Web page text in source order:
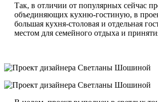
Так, в отличии от популярных сейчас
объединяющих кухню-гостиную, в
большая кухня-столовая и отдельная
местом для семейного отдыха и